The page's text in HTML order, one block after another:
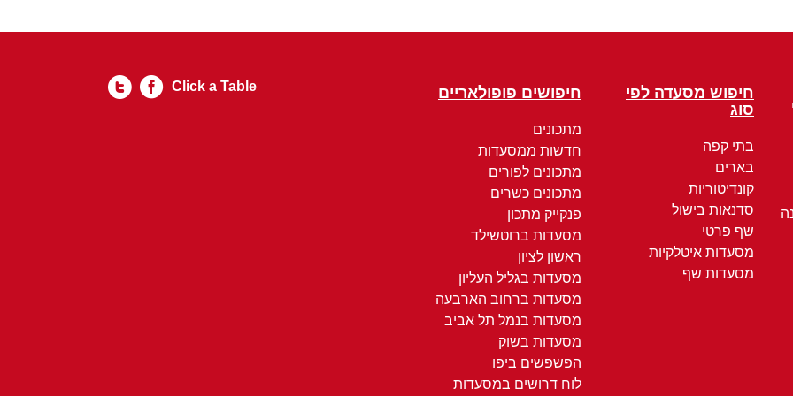
חיפוש מסעדה לפי
סוג
בתי קפה
בארים
קונדיטוריות
סדנאות בישול
שף פרטי
מסעדות איטלקיות
מסעדות שף
חיפושים פופולאריים
מתכונים
חדשות ממסעדות
מתכונים לפורים
מתכונים כשרים
פנקייק מתכון
מסעדות ברוטשילד
ראשון לציון
מסעדות בגליל העליון
מסעדות ברחוב הארבעה
מסעדות בנמל תל אביב
מסעדות בשוק
הפשפשים ביפו
לוח דרושים במסעדות
Click a Table